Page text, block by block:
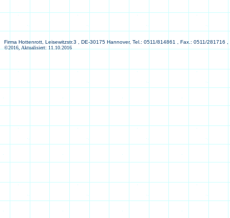
Firma Hottenrott, Leisewitzstr.3 , DE-30175 Hannover, Tel.: 0511/814861 , Fax.: 0511/281716
©2016, Aktualisiert: 11.10.2016